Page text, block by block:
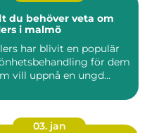
du behöver veta om
i malmö
har blivit en populär
för dem
vill uppnå en ungd...
03. jan